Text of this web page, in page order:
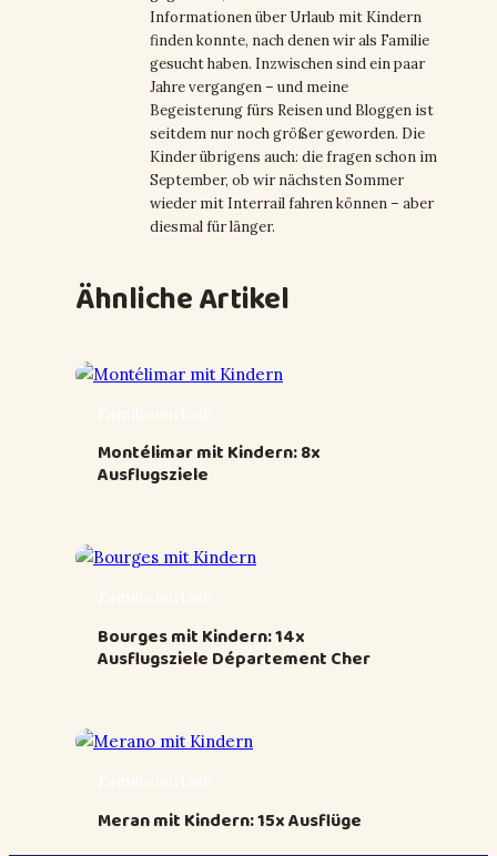
Informationen über Urlaub mit Kindern
finden konnte, nach denen wir als Familie
gesucht haben. Inzwischen sind ein paar
Jahre vergangen – und meine
Begeisterung fürs Reisen und Bloggen ist
seitdem nur noch größer geworden. Die
Kinder übrigens auch: die fragen schon im
September, ob wir nächsten Sommer
wieder mit Interrail fahren können – aber
diesmal für länger.
Ähnliche Artikel
Montélimar mit Kindern: 8x
Ausflugsziele
Bourges mit Kindern: 14x
Ausflugsziele Département Cher
Meran mit Kindern: 15x Ausflüge